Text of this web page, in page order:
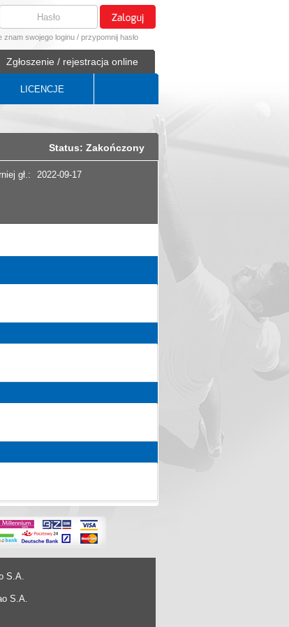
znam swojego loginu / przypomnij hasło
Zgłoszenie / rejestracja online
LICENCJE
Status: Zakończony
gł.: 2022-09-17
S.A.
S.A.